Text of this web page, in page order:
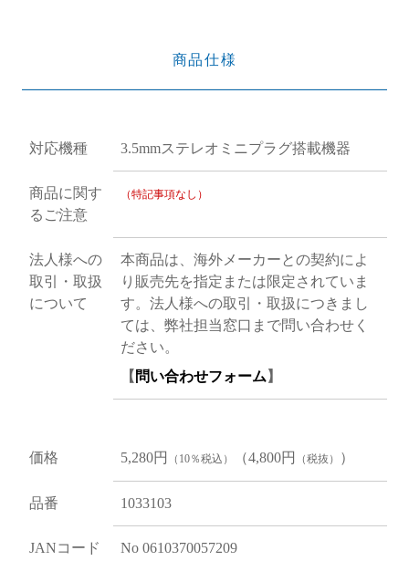
商品仕様
対応機種 3.5mmステレオミニプラグ搭載機器
商品に関す
るご注意
（特記事項なし）
法人様への
取引・取扱
について
本商品は、海外メーカーとの契約によ
り販売先を指定または限定されていま
す。法人様への取引・取扱につきまし
ては、弊社担当窓口まで問い合わせく
ださい。
【 問い合わせフォーム 】
価格 5,280円 （10％税込） （4,800円 （税抜） ）
品番 1033103
JANコード No 0610370057209